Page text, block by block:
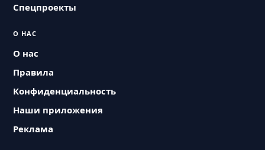
Спецпроекты
О НАС
О нас
Правила
Конфиденциальность
Наши приложения
Реклама